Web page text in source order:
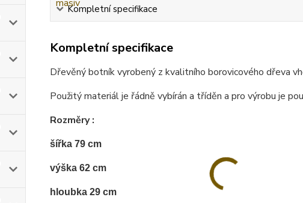
Kompletní specifikace
Kompletní specifikace
Dřevěný botník vyrobený z kvalitního borovicového dřeva
Použitý materiál je řádně vybírán a tříděn a pro výrobu je
Rozměry :
šířka 79 cm
výška 62 cm
hloubka 29 cm